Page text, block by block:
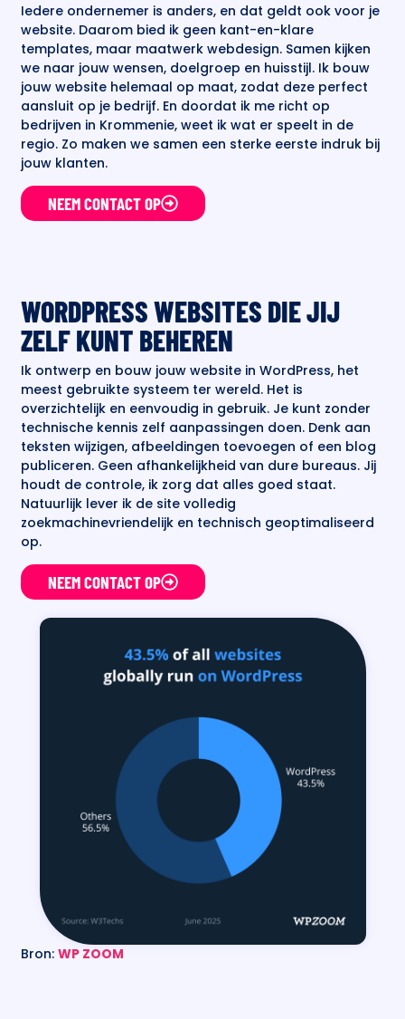
Iedere ondernemer is anders, en dat geldt ook voor je
website. Daarom bied ik geen kant-en-klare
templates, maar maatwerk webdesign. Samen kijken
we naar jouw wensen, doelgroep en huisstijl. Ik bouw
jouw website helemaal op maat, zodat deze perfect
aansluit op je bedrijf. En doordat ik me richt op
bedrijven in Krommenie, weet ik wat er speelt in de
regio. Zo maken we samen een sterke eerste indruk bij
jouw klanten.
NEEM CONTACT OP
WORDPRESS WEBSITES DIE JIJ
ZELF KUNT BEHEREN
Ik ontwerp en bouw jouw website in WordPress, het
meest gebruikte systeem ter wereld. Het is
overzichtelijk en eenvoudig in gebruik. Je kunt zonder
technische kennis zelf aanpassingen doen. Denk aan
teksten wijzigen, afbeeldingen toevoegen of een blog
publiceren. Geen afhankelijkheid van dure bureaus. Jij
houdt de controle, ik zorg dat alles goed staat.
Natuurlijk lever ik de site volledig
zoekmachinevriendelijk en technisch geoptimaliseerd
op.
NEEM CONTACT OP
Bron:WP ZOOM